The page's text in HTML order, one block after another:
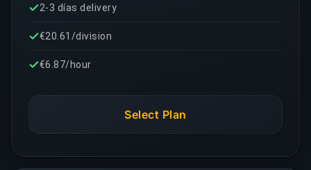
2-3 días delivery
€20.61/division
€6.87/hour
Select Plan